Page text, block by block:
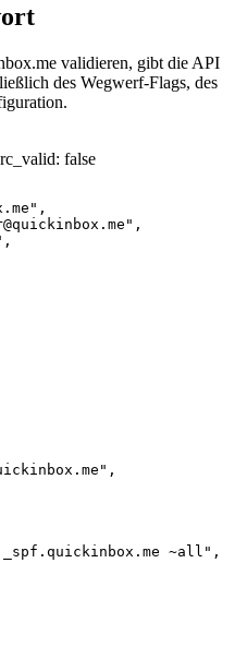
validieren, gibt die API
des Wegwerf-Flags, des
: false
~all",